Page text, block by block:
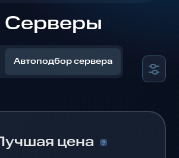
Серверы
Автоподбор сервера
цена